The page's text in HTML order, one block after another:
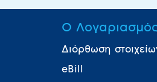
Ο
Διόρθωση
eBill